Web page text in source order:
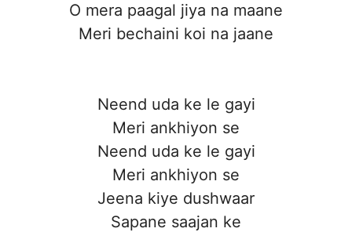
O mera paagal jiya na maane
Meri bechaini koi na jaane
Neend uda ke le gayi
Meri ankhiyon se
Neend uda ke le gayi
Meri ankhiyon se
Jeena kiye dushwaar
Sapane saajan ke